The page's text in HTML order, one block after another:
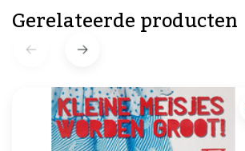
Gerelateerde producten